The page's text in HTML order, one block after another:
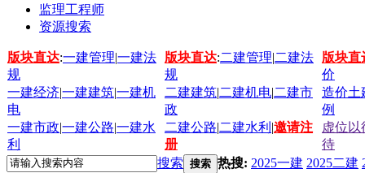
监理工程师
资源搜索
版块直达:一建管理|一建法
规
版块直达:二建管理|二建法
规
版块直
价
一建经济|一建建筑|一建机
电
二建建筑|二建机电|二建市
政
造价土
例
一建市政|一建公路|一建水
利
二建公路|二建水利 |邀请注
册
虚位以
待
搜索 搜索 热搜: 2025一建 2025二建